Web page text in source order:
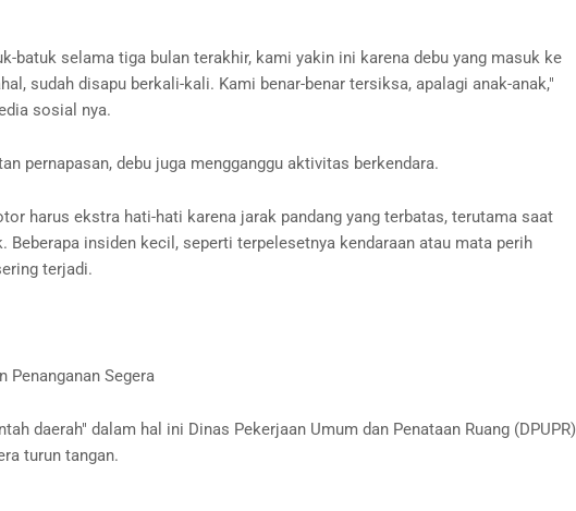
batuk selama tiga bulan terakhir, kami yakin ini karena debu yang masuk ke
sudah disapu berkali-kali. Kami benar-benar tersiksa, apalagi anak-anak,"
sosial nya.
pernapasan, debu juga mengganggu aktivitas berkendara.
harus ekstra hati-hati karena jarak pandang yang terbatas, terutama saat
Beberapa insiden kecil, seperti terpelesetnya kendaraan atau mata perih
terjadi.
Penanganan Segera
daerah" dalam hal ini Dinas Pekerjaan Umum dan Penataan Ruang (DPUPR)
turun tangan.